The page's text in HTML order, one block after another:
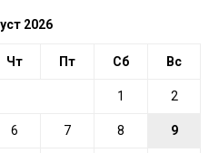
2026
Чт Пт Сб Вс
1 2
6 7 8 9